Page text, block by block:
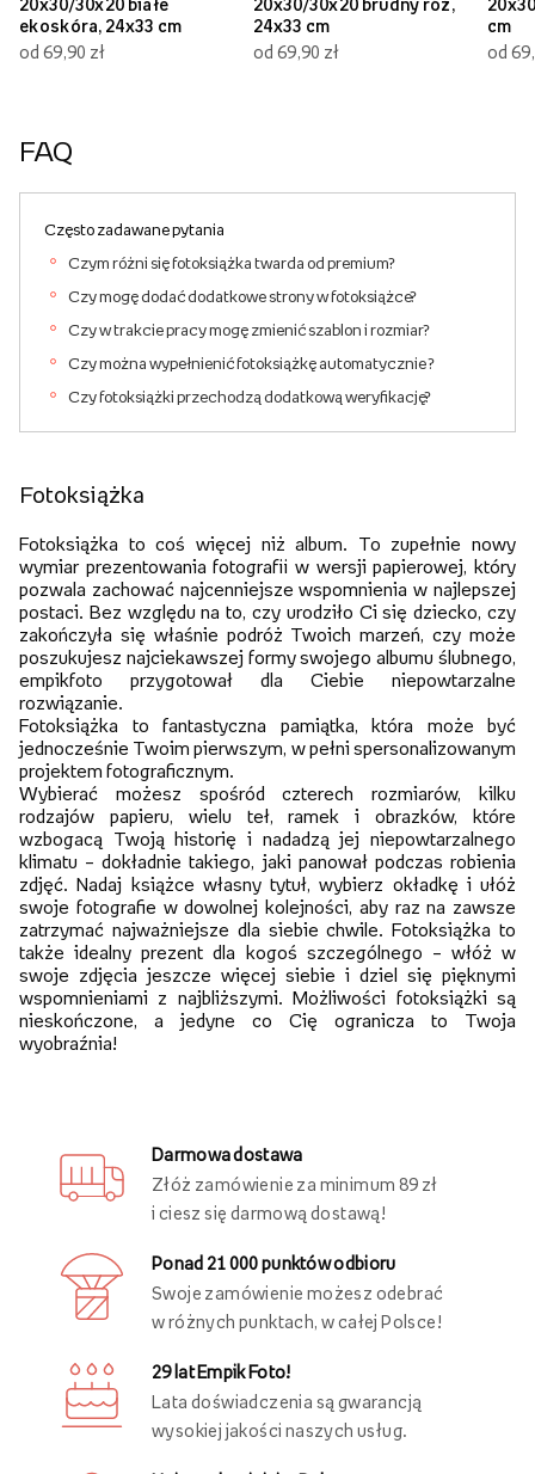
20x30/30x20 białe
ekoskóra, 24x33 cm
od 69,90 zł
20x30/30x20 brudny róż,
24x33 cm
od 69,90 zł
cm
od
FAQ
Często zadawane pytania
Czym różni się fotoksiążka twarda od premium?
Czy mogę dodać dodatkowe strony w fotoksiążce?
Czy w trakcie pracy mogę zmienić szablon i rozmiar?
Czy można wypełnienić fotoksiążkę automatycznie ?
Czy fotoksiążki przechodzą dodatkową weryfikację?
Fotoksiążka
Fotoksiążka to coś więcej niż album. To zupełnie nowy
wymiar prezentowania fotografii w wersji papierowej, który
pozwala zachować najcenniejsze wspomnienia w najlepszej
postaci. Bez względu na to, czy urodziło Ci się dziecko, czy
zakończyła się właśnie podróż Twoich marzeń, czy może
poszukujesz najciekawszej formy swojego albumu ślubnego,
empikfoto przygotował dla Ciebie niepowtarzalne
rozwiązanie.
Fotoksiążka to fantastyczna pamiątka, która może być
jednocześnie Twoim pierwszym, w pełni spersonalizowanym
projektem fotograficznym.
Wybierać możesz spośród czterech rozmiarów, kilku
rodzajów papieru, wielu teł, ramek i obrazków, które
wzbogacą Twoją historię i nadadzą jej niepowtarzalnego
klimatu – dokładnie takiego, jaki panował podczas robienia
zdjęć. Nadaj książce własny tytuł, wybierz okładkę i ułóż
swoje fotografie w dowolnej kolejności, aby raz na zawsze
zatrzymać najważniejsze dla siebie chwile. Fotoksiążka to
także idealny prezent dla kogoś szczególnego – włóż w
swoje zdjęcia jeszcze więcej siebie i dziel się pięknymi
wspomnieniami z najbliższymi. Możliwości fotoksiążki są
nieskończone, a jedyne co Cię ogranicza to Twoja
wyobraźnia!
Darmowa dostawa
Złóż zamówienie za minimum 89 zł
i ciesz się darmową dostawą!
Ponad 21 000 punktów odbioru
Swoje zamówienie możesz odebrać
w różnych punktach, w całej Polsce!
29 lat Empik Foto!
Lata doświadczenia są gwarancją
wysokiej jakości naszych usług.